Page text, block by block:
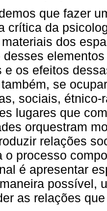
que fazer
crítica da
dos
desses
e os efeitos
se
sociais,
lugares que
orquestram
relações
o processo
é apresentar
possível,
as relações